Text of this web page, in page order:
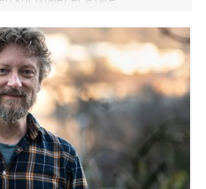
tekst på arkaisk nynorsk, og
nytt og sjølvrealisérande er
frå Andreas Rotevatn
og sola", er ute no!